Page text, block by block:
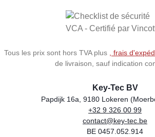
Tous les prix sont hors TVA plus , frais
de livraison, sauf indication
Store name
Key-Tec BV
Address
Papdijk 16a, 9180 Lokeren
Phone
+32 9 326 00 99
Email
contact@key-tec.be
VAT number
BE 0457.052.914